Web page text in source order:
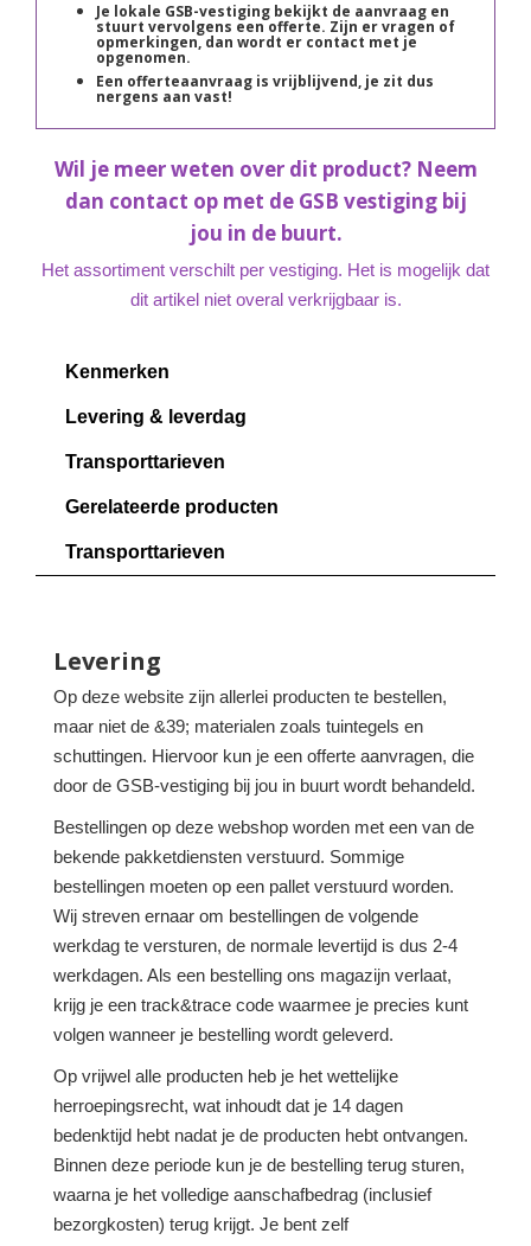
Je lokale GSB-vestiging bekijkt de aanvraag en
stuurt vervolgens een offerte. Zijn er vragen of
opmerkingen, dan wordt er contact met je
opgenomen.
Een offerteaanvraag is vrijblijvend, je zit dus
nergens aan vast!
Wil je meer weten over dit product? Neem
dan contact op met de GSB vestiging bij
jou in de buurt.
Het assortiment verschilt per vestiging. Het is mogelijk dat
dit artikel niet overal verkrijgbaar is.
Kenmerken
Levering & leverdag
Transporttarieven
Gerelateerde producten
Transporttarieven
Levering
Op deze website zijn allerlei producten te bestellen,
maar niet de &39; materialen zoals tuintegels en
schuttingen. Hiervoor kun je een offerte aanvragen, die
door de GSB-vestiging bij jou in buurt wordt behandeld.
Bestellingen op deze webshop worden met een van de
bekende pakketdiensten verstuurd. Sommige
bestellingen moeten op een pallet verstuurd worden.
Wij streven ernaar om bestellingen de volgende
werkdag te versturen, de normale levertijd is dus 2-4
werkdagen. Als een bestelling ons magazijn verlaat,
krijg je een track&trace code waarmee je precies kunt
volgen wanneer je bestelling wordt geleverd.
Op vrijwel alle producten heb je het wettelijke
herroepingsrecht, wat inhoudt dat je 14 dagen
bedenktijd hebt nadat je de producten hebt ontvangen.
Binnen deze periode kun je de bestelling terug sturen,
waarna je het volledige aanschafbedrag (inclusief
bezorgkosten) terug krijgt. Je bent zelf